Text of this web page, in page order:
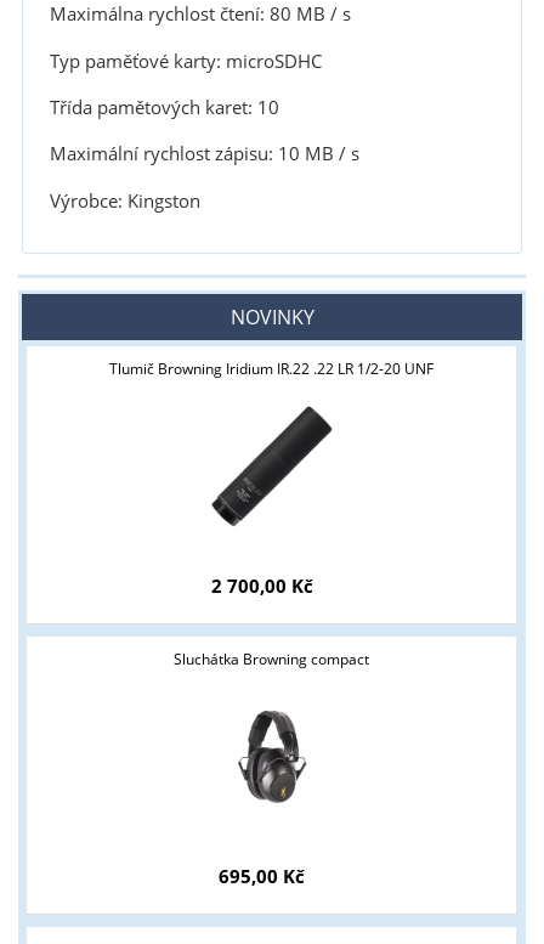
Maximálna rychlost čtení: 80 MB / s
Typ paměťové karty: microSDHC
Třída pamětových karet: 10
Maximální rychlost zápisu: 10 MB / s
Výrobce: Kingston
NOVINKY
Tlumič Browning Iridium IR.22 .22 LR 1/2-20 UNF
2 700,00 Kč
Sluchátka Browning compact
695,00 Kč